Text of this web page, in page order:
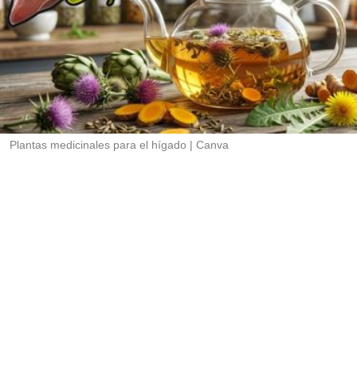
c
o
m
p
a
r
t
i
r
Plantas medicinales para el hígado Canva